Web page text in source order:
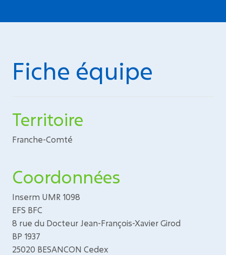
Fiche équipe
Territoire
Franche-Comté
Coordonnées
Inserm UMR 1098
EFS BFC
8 rue du Docteur Jean-François-Xavier Girod
BP 1937
25020 BESANCON Cedex